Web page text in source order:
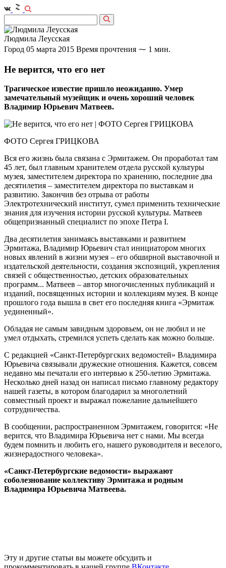
Людмила Леусская
Город 05 марта 2015 Время прочтения ⁓ 1 мин.
Не верится, что его нет
Трагическое известие пришло неожиданно. Умер
замечательный музейщик и очень хороший человек
Владимир Юрьевич Матвеев.
ФОТО Сергея ГРИЦКОВА
Вся его жизнь была связана с Эрмитажем. Он проработал там
45 лет, был главным хранителем отдела русской культуры
музея, заместителем директора по хранению, последние два
десятилетия – заместителем директора по выставкам и
развитию. Закончив без отрыва от работы
Электротехнический институт, сумел применить технические
знания для изучения истории русской культуры. Матвеев
общепризнанный специалист по эпохе Петра I.
Два десятилетия занимаясь выставками и развитием
Эрмитажа, Владимир Юрьевич стал инициатором многих
новых явлений в жизни музея – его обширной выставочной и
издательской деятельности, создания экспозиций, укрепления
связей с общественностью, детских образовательных
программ... Матвеев – автор многочисленных публикаций и
изданий, посвященных истории и коллекциям музея. В конце
прошлого года вышла в свет его последняя книга «Эрмитаж
уединенный».
Обладая не самым завидным здоровьем, он не любил и не
умел отдыхать, стремился успеть сделать как можно больше.
С редакцией «Санкт-Петербургских ведомостей» Владимира
Юрьевича связывали дружеские отношения. Кажется, совсем
недавно мы печатали его интервью к 250-летию Эрмитажа.
Несколько дней назад он написал письмо главному редактору
нашей газеты, в котором благодарил за многолетний
совместный проект и выражал пожелание дальнейшего
сотрудничества.
В сообщении, распространенном Эрмитажем, говорится: «Не
верится, что Владимира Юрьевича нет с нами. Мы всегда
будем помнить и любить его, нашего руководителя и веселого,
жизнерадостного человека».
«Санкт-Петербургские ведомости» выражают
соболезнование коллективу Эрмитажа и родным
Владимира Юрьевича Матвеева.
Эту и другие статьи вы можете обсудить и